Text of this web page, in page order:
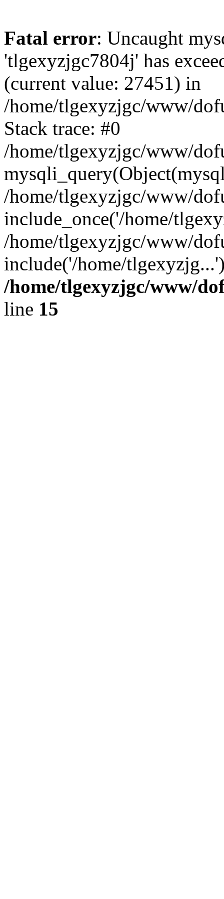
Fatal error: Uncaught
'tlgexyzjgc7804j' has
(current value: 27451) in
/home/tlgexyzjgc/www/
Stack trace: #0
/home/tlgexyzjgc/www/
/home/tlgexyzjgc/www/
include_once('/home/
/home/tlgexyzjgc/www/
include('/home/
/home/tlgexyzjgc/www/
line 15